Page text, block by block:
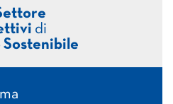
di
Sostenibile